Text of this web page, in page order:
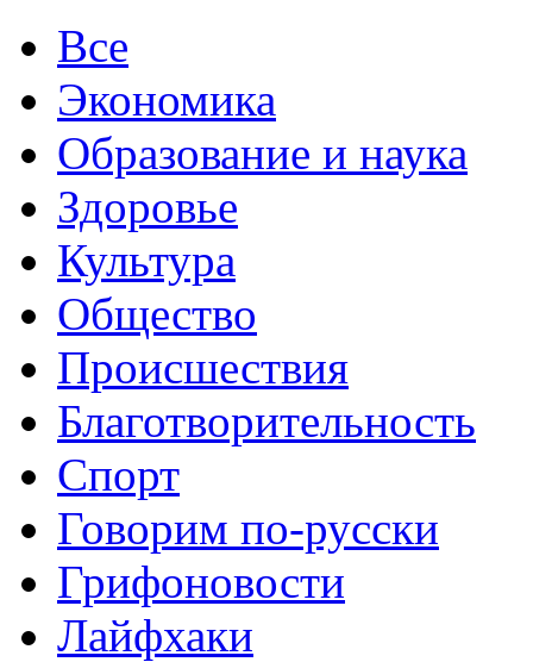
Все
Экономика
Образование и наука
Здоровье
Культура
Общество
Происшествия
Благотворительность
Спорт
Говорим по-русски
Грифоновости
Лайфхаки